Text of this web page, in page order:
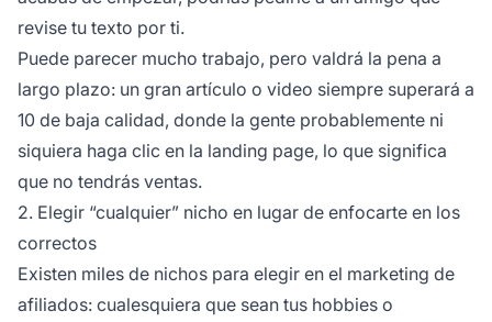
revise tu texto por ti.
Puede parecer mucho trabajo, pero valdrá la pena a
largo plazo: un gran artículo o video siempre superará a
10 de baja calidad, donde la gente probablemente ni
siquiera haga clic en la landing page, lo que significa
que no tendrás ventas.
2. Elegir “cualquier” nicho en lugar de enfocarte en los
correctos
Existen miles de nichos para elegir en el marketing de
afiliados: cualesquiera que sean tus hobbies o